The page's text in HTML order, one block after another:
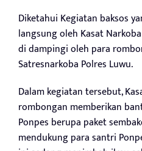
Diketahui Kegiatan baksos
langsung oleh Kasat
di dampingi oleh para
Satresnarkoba Polres Luwu.
Dalam kegiatan tersebut,
rombongan memberikan
Ponpes berupa paket
mendukung para santri